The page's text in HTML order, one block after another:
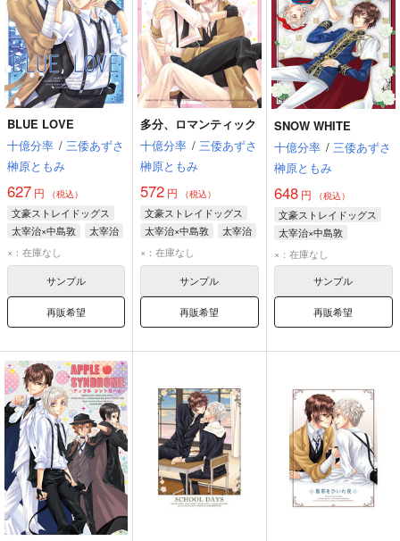
BLUE LOVE
十億分率 / 三倭あずさ
榊原ともみ
627 円 （税込）
文豪ストレイドッグス
太宰治×中島敦
太宰治
中島敦
×：在庫なし
サンプル
再販希望
多分、ロマンティック
十億分率 / 三倭あずさ
榊原ともみ
572 円 （税込）
文豪ストレイドッグス
太宰治×中島敦
太宰治
中島敦
×：在庫なし
サンプル
再販希望
SNOW WHITE
十億分率 / 三倭あずさ
榊原ともみ
648円 （税込）
文豪ストレイドッグス
太宰治×中島敦
中原中也
谷崎潤一郎
×：在庫なし
サンプル
再販希望